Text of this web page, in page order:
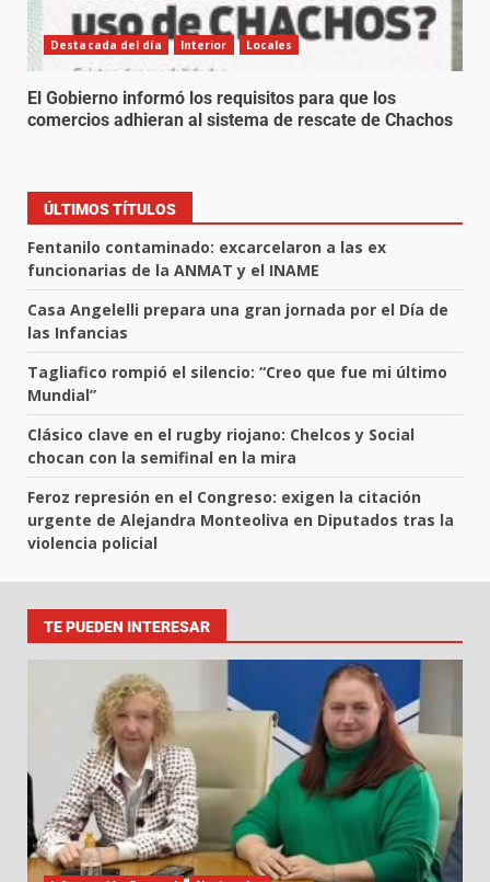
Destacada del día Interior Locales
El Gobierno informó los requisitos para que los
comercios adhieran al sistema de rescate de Chachos
ÚLTIMOS TÍTULOS
Fentanilo contaminado: excarcelaron a las ex
funcionarias de la ANMAT y el INAME
Casa Angelelli prepara una gran jornada por el Día de
las Infancias
Tagliafico rompió el silencio: “Creo que fue mi último
Mundial”
Clásico clave en el rugby riojano: Chelcos y Social
chocan con la semifinal en la mira
Feroz represión en el Congreso: exigen la citación
urgente de Alejandra Monteoliva en Diputados tras la
violencia policial
TE PUEDEN INTERESAR